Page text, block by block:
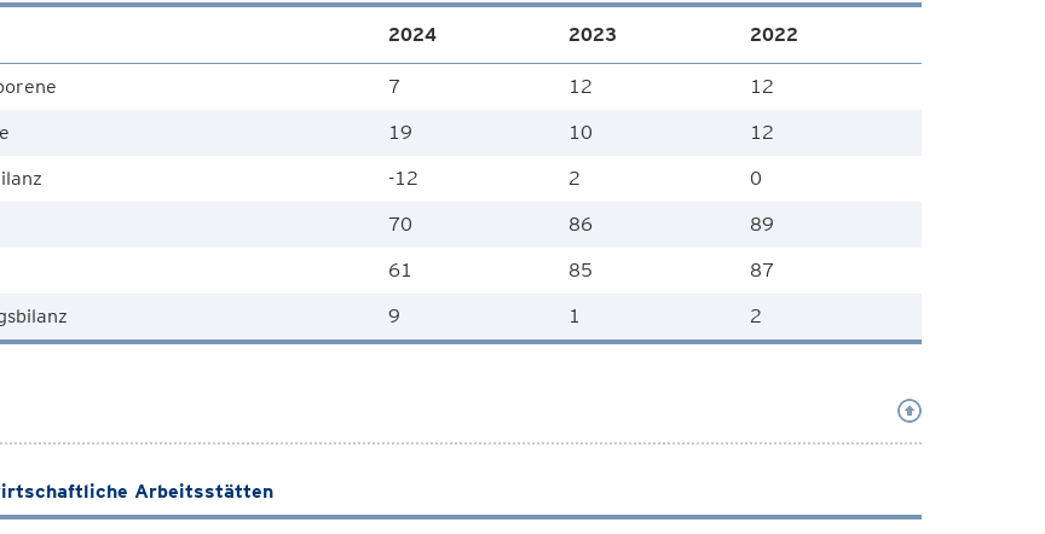
2024 2023 2022
7 12
12
19 10
12
-12 2
0
70 86
89
61 85
87
9 1 2
Arbeitsstätten